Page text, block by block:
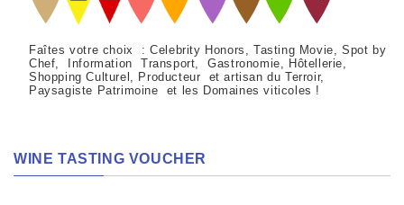
Faîtes votre choix : Celebrity Honors, Tasting Movie, Spot by
Chef, Information Transport, Gastronomie, Hôtellerie,
Shopping Culturel, Producteur et artisan du Terroir,
Paysagiste Patrimoine et les Domaines viticoles !
WINE TASTING VOUCHER